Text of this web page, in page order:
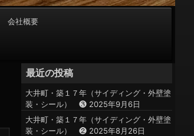
会社概要
最近の投稿
大井町・築１７年（サイディング・外壁塗
装・シール） ❸ 2025年9月6日
大井町・築１７年（サイディング・外壁塗
装・シール） ❷ 2025年8月26日